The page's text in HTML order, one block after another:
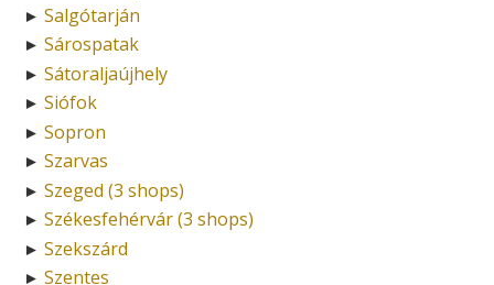
► Salgótarján
► Sárospatak
► Sátoraljaújhely
► Siófok
► Sopron
► Szarvas
► Szeged (3 shops)
► Székesfehérvár (3 shops)
► Szekszárd
► Szentes